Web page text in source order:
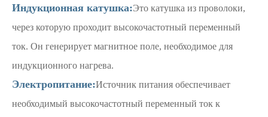
Индукционная катушка:Это катушка из проволоки,
через которую проходит высокочастотный переменный
ток. Он генерирует магнитное поле, необходимое для
индукционного нагрева.
Электропитание:Источник питания обеспечивает
необходимый высокочастотный переменный ток к